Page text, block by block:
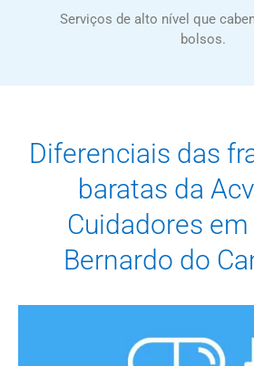
Serviços de alto nível que
bolsos.
Diferenciais das
baratas da
Cuidadores em
Bernardo do